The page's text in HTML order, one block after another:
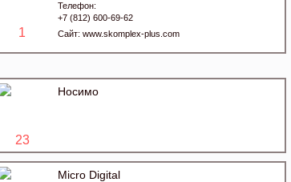
1
Телефон:
+7 (812) 600-69-62
Сайт: www.skomplex-plus.com
23
Носимо
Micro Digital